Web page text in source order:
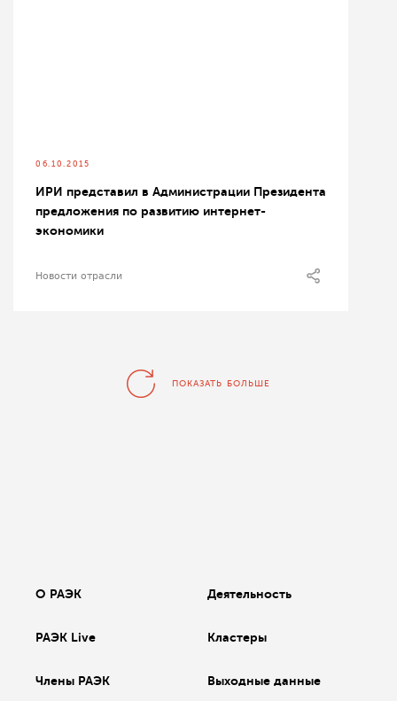
06.10.2015
ИРИ представил в Администрации Президента
предложения по развитию интернет-
экономики
Новости отрасли
ПОКАЗАТЬ БОЛЬШЕ
О РАЭК Деятельность
РАЭК Live Кластеры
Члены РАЭК Выходные данные